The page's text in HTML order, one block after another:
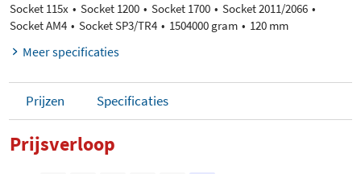
Socket 115x Socket 1200 Socket 1700
Socket 2011/2066
Socket AM4
Socket SP3/TR4 1504000 gram 120 mm
Meer specificaties
Prijzen Specificaties
Prijsverloop